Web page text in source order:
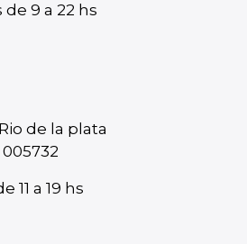
9 a 22 hs
de la plata
005732
11 a 19 hs